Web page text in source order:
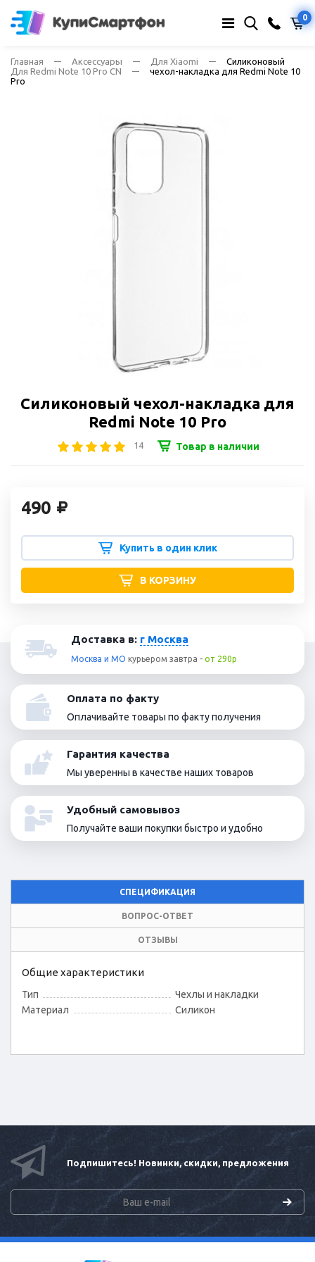
0
Главная Аксессуары
Для Xiaomi
Для Redmi Note 10 Pro CN
Силиконовый
чехол-накладка для Redmi Note 10
Pro
Силиконовый чехол-накладка для
Redmi Note 10 Pro
14 Товар в наличии
490
Купить в один клик
В КОРЗИНУ
Доставка в: г Москва
Москва и МО курьером завтра - от 290р
Оплата по факту
Оплачивайте товары по факту получения
Гарантия качества
Мы уверенны в качестве наших товаров
Удобный самовывоз
Получайте ваши покупки быстро и удобно
СПЕЦИФИКАЦИЯ
ВОПРОС-ОТВЕТ
ОТЗЫВЫ
Общие характеристики
Тип
Чехлы и накладки
Материал
Силикон
Подпишитесь! Новинки, скидки, предложения